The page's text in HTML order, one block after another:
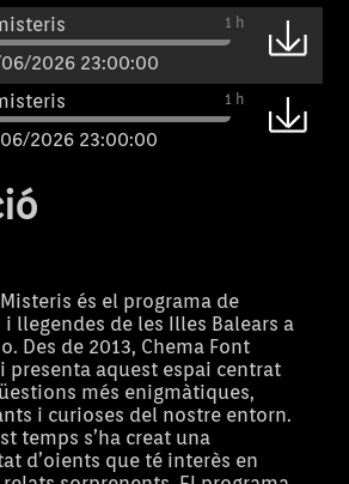
1 h
2026 23:00:00
1 h
2026 23:00:00
2026 23:00:00
2026 23:00:00
1 h
2026 23:00:00
2026 23:00:00
és el programa de
llegendes de les Illes Balears a
Des de 2013, Chema Font
presenta aquest espai centrat
més enigmàtiques,
i curioses del nostre entorn.
temps s’ha creat una
d’oients que té interès en